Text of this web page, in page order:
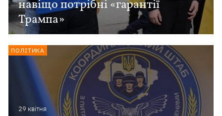
навіщо потрібні «гарантії
Трампа»
29 квiтня
ПОЛІТИКА